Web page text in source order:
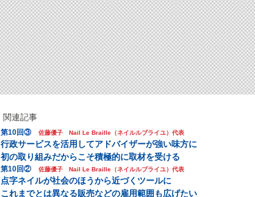
関連記事
第10回③ 佐藤優子 Nail Le Braille（ネイルルブライユ）代表
行政サービスを活用してアドバイザーが強い味方に
初の取り組みだからこそ積極的に取材を受ける
第10回② 佐藤優子 Nail Le Braille（ネイルルブライユ）代表
点字ネイルが社会のほうから近づくツールに
これまでとは異なる販売などの雇用範囲も広げたい